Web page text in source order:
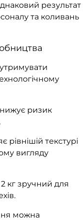
результат
та коливань
ризик
рівнішій текстурі
вигляду
кг зручний для
можна